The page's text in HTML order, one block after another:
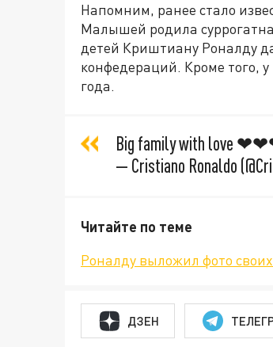
Напомним, ранее стало
Малышей родила
детей Криштиану Роналду
конфедераций. Кроме того,
года.
Big family with
— Cristiano Ronaldo
Читайте по теме
Роналду выложил фото
ДЗЕН